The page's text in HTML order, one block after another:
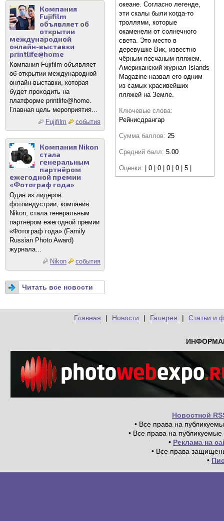
Компания
Fujifilm
объявляет об
открытии
международной
онлайн-выставки
printlife@home
Компания Fujifilm объявляет
об открытии международной
онлайн-выставки, которая
будет проходить на
платформе printlife@home.
Главная цель мероприятия...
Fujifilm
события
Компания Nikon
стала
генеральным
партнёром
ежегодной премии
«Фотограф года»
Один из лидеров
фотоиндустрии, компания
Nikon, стала генеральным
партнёром ежегодной премии
«Фотограф года» (Family
Russian Photo Award)
журнала...
Nikon
события
Читать все новости
океане. Согласно легенде,
эти скалы были когда-то
троллями, которые
окаменели от солнечного
света. Это место в
деревушке Вик, известно
чёрным песчаным пляжем.
Американский журнал Islands
Magazine назвал его одним
из самых красивейших
пляжей на Земле.
Ключевые слова:
Рейнисдрангар
Сумма баллов: 25
Средний балл: 5.00
Оценки: | 0 | 0 | 0 | 0 | 5 |
Главная | Новости | Галерея | Статьи и
Новостной
• Все права на
• Все права на
• Реклама на
• Все права
•